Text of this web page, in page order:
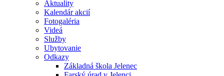
Aktuality
Kalendár akcií
Fotogaléria
Videá
Služby
Ubytovanie
Odkazy
Základná škola Jelenec